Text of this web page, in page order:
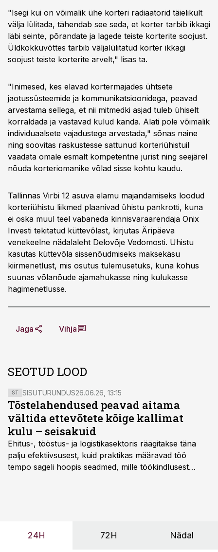
"Isegi kui on võimalik ühe korteri radiaatorid täielikult
välja lülitada, tähendab see seda, et korter tarbib ikkagi
läbi seinte, põrandate ja lagede teiste korterite soojust.
Üldkokkuvõttes tarbib väljalülitatud korter ikkagi
soojust teiste korterite arvelt," lisas ta.
"Inimesed, kes elavad kortermajades ühtsete
jaotussüsteemide ja kommunikatsioonidega, peavad
arvestama sellega, et nii mitmedki asjad tuleb ühiselt
korraldada ja vastavad kulud kanda. Alati pole võimalik
individuaalsete vajadustega arvestada," sõnas naine
ning soovitas raskustesse sattunud korteriühistuil
vaadata omale esmalt kompetentne jurist ning seejärel
nõuda korteriomanike võlad sisse kohtu kaudu.
Tallinnas Virbi 12 asuva elamu majandamiseks loodud
korteriühistu liikmed plaanivad ühistu pankrotti, kuna
ei oska muul teel vabaneda kinnisvaraarendaja Onix
Investi tekitatud küttevõlast, kirjutas Äripäeva
venekeelne nädalaleht Delovõje Vedomosti. Ühistu
kasutas küttevõla sissenõudmiseks maksekäsu
kiirmenetlust, mis osutus tulemusetuks, kuna kohus
suunas võlanõude ajamahukasse ning kulukasse
hagimenetlusse.
Jaga Vihja
SEOTUD LOOD
ST SISUTURUNDUS26.06.26, 13:15
Tõstelahendused peavad aitama
vältida ettevõtete kõige kallimat
kulu – seisakuid
Ehitus-, tööstus- ja logistikasektoris räägitakse täna
palju efektiivsusest, kuid praktikas määravad töö
tempo sageli hoopis seadmed, mille töökindlusest
24H 72H Nädal